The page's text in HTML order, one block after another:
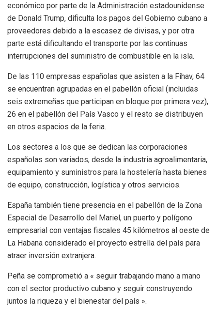
económico por parte de la Administración estadounidense
de Donald Trump, dificulta los pagos del Gobierno cubano a
proveedores debido a la escasez de divisas, y por otra
parte está dificultando el transporte por las continuas
interrupciones del suministro de combustible en la isla.
De las 110 empresas españolas que asisten a la Fihav, 64
se encuentran agrupadas en el pabellón oficial (incluidas
seis extremeñas que participan en bloque por primera vez),
26 en el pabellón del País Vasco y el resto se distribuyen
en otros espacios de la feria.
Los sectores a los que se dedican las corporaciones
españolas son variados, desde la industria agroalimentaria,
equipamiento y suministros para la hostelería hasta bienes
de equipo, construcción, logística y otros servicios.
España también tiene presencia en el pabellón de la Zona
Especial de Desarrollo del Mariel, un puerto y polígono
empresarial con ventajas fiscales 45 kilómetros al oeste de
La Habana considerado el proyecto estrella del país para
atraer inversión extranjera.
Peña se comprometió a « seguir trabajando mano a mano
con el sector productivo cubano y seguir construyendo
juntos la riqueza y el bienestar del país ».